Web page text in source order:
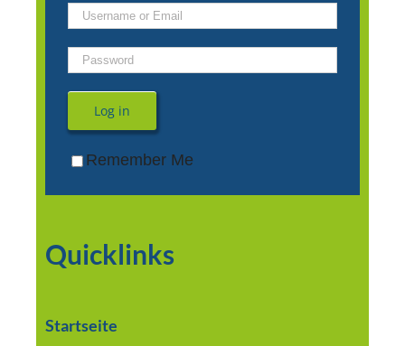
Log in
Remember Me
Quicklinks
Startseite